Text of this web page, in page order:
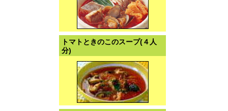
トマトときのこのスープ(４人
分)